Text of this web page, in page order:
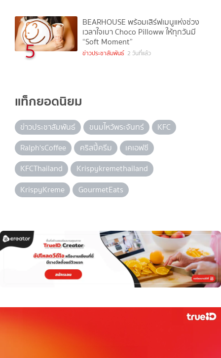
5
BEARHOUSE พร้อมเสิร์ฟเมนูแห่งช่วง
เวลาใจเบา Choco Pilloww ให้ทุกวันมี
“Soft Moment”
ข่าวประชาสัมพันธ์ 2 วันที่แล้ว
แท็กยอดนิยม
ข่าวประชาสัมพันธ์ ขนมไหว้พระจันทร์
KFC
Ralph'sCoffee
คริสปี้ครีม
เคเอฟซี
KFCThailand
Krispykremethailand
KrispyKreme
GourmetEats